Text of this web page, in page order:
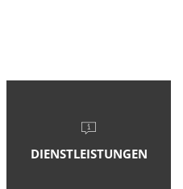
DIENSTLEISTUNGEN